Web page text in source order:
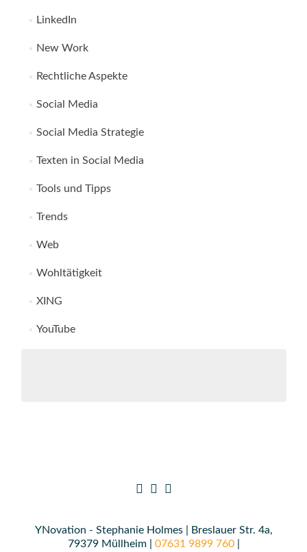
LinkedIn
New Work
Rechtliche Aspekte
Social Media
Social Media Strategie
Texten in Social Media
Tools und Tipps
Trends
Web
Wohltätigkeit
XING
YouTube
YNovation - Stephanie Holmes | Breslauer Str. 4a,
79379 Müllheim | 07631 9899 760|